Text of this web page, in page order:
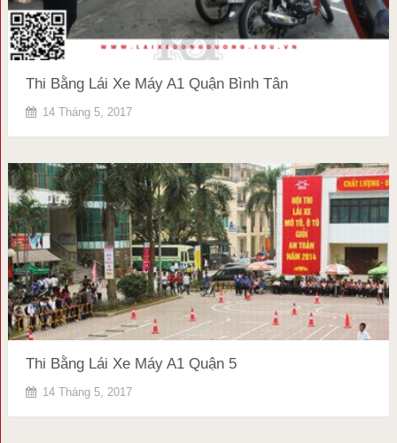
Thi Bằng Lái Xe Máy A1 Quận Bình Tân
14 Tháng 5, 2017
Thi Bằng Lái Xe Máy A1 Quận 5
14 Tháng 5, 2017